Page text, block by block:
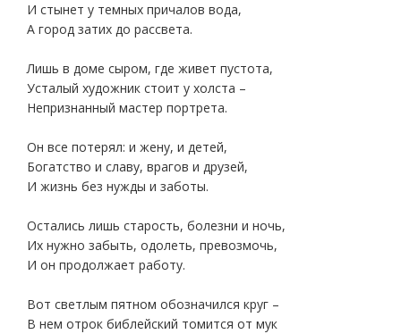
И стынет у темных причалов вода,
А город затих до рассвета.
Лишь в доме сыром, где живет пустота,
Усталый художник стоит у холста –
Непризнанный мастер портрета.
Он все потерял: и жену, и детей,
Богатство и славу, врагов и друзей,
И жизнь без нужды и заботы.
Остались лишь старость, болезни и ночь,
Их нужно забыть, одолеть, превозмочь,
И он продолжает работу.
Вот светлым пятном обозначился круг –
В нем отрок библейский томится от мук